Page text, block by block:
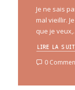
Je ne sais
mal vieillir.
que je
LIRE LA
0